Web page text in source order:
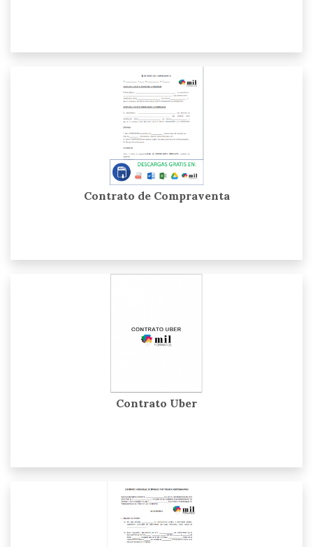
Contrato de Compraventa
Contrato Uber